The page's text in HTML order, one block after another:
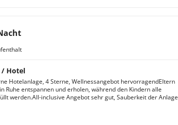
/ Hotel
Hotelanlage, 4 Sterne, Wellnessangebot hervorragendEltern
Ruhe entspannen und erholen, während den Kindern alle
werden.All-inclusive Angebot sehr gut, Sauberkeit der Anlage